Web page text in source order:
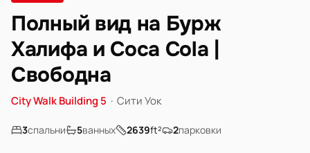
Полный вид на Бурж
Халифа и Coca Cola |
Свободна
City Walk Building 5 · Сити Уок
3спальни 5ванных 2639ft² 2парковки